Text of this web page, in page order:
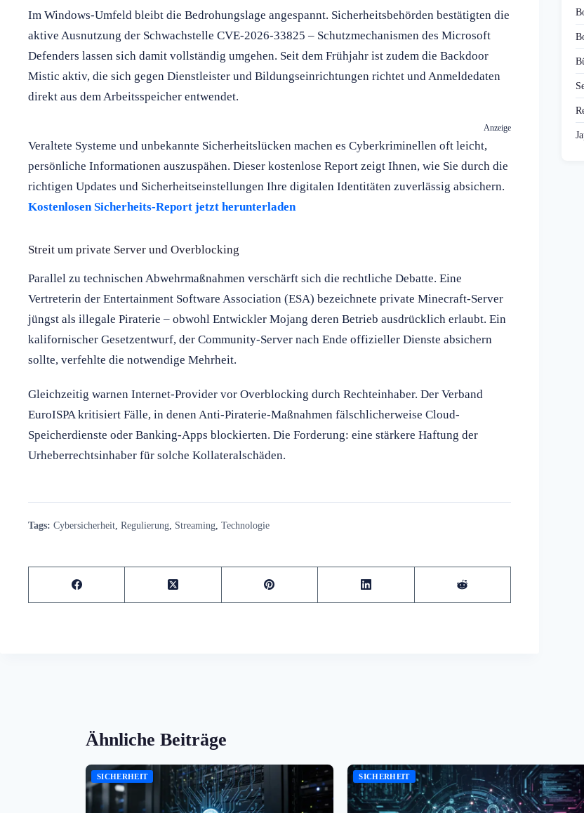
Im Windows-Umfeld bleibt die Bedrohungslage angespannt. Sicherheitsbehörden bestätigten die
aktive Ausnutzung der Schwachstelle CVE-2026-33825 – Schutzmechanismen des Microsoft
Defenders lassen sich damit vollständig umgehen. Seit dem Frühjahr ist zudem die Backdoor
Mistic aktiv, die sich gegen Dienstleister und Bildungseinrichtungen richtet und Anmeldedaten
direkt aus dem Arbeitsspeicher entwendet.
Anzeige
Veraltete Systeme und unbekannte Sicherheitslücken machen es Cyberkriminellen oft leicht,
persönliche Informationen auszuspähen. Dieser kostenlose Report zeigt Ihnen, wie Sie durch die
richtigen Updates und Sicherheitseinstellungen Ihre digitalen Identitäten zuverlässig absichern.
Kostenlosen Sicherheits-Report jetzt herunterladen
Streit um private Server und Overblocking
Parallel zu technischen Abwehrmaßnahmen verschärft sich die rechtliche Debatte. Eine
Vertreterin der Entertainment Software Association (ESA) bezeichnete private Minecraft-Server
jüngst als illegale Piraterie – obwohl Entwickler Mojang deren Betrieb ausdrücklich erlaubt. Ein
kalifornischer Gesetzentwurf, der Community-Server nach Ende offizieller Dienste absichern
sollte, verfehlte die notwendige Mehrheit.
Gleichzeitig warnen Internet-Provider vor Overblocking durch Rechteinhaber. Der Verband
EuroISPA kritisiert Fälle, in denen Anti-Piraterie-Maßnahmen fälschlicherweise Cloud-
Speicherdienste oder Banking-Apps blockierten. Die Forderung: eine stärkere Haftung der
Urheberrechtsinhaber für solche Kollateralschäden.
Tags: Cybersicherheit Regulierung Streaming Technologie
Ähnliche Beiträge
SICHERHEIT SICHERHEIT